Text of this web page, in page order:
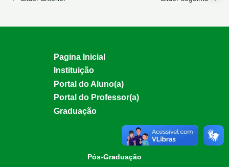
Pagina Inicial
Instituição
Portal do Aluno(a)
Portal do Professor(a)
Graduação
Pós-Graduação